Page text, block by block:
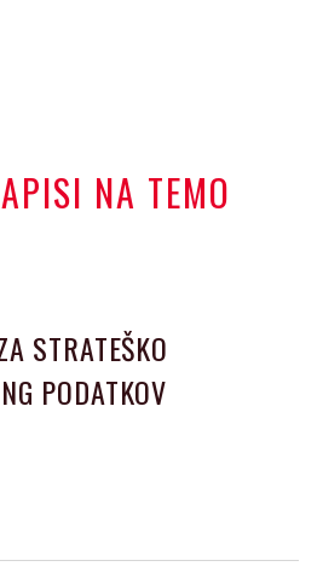
NA TEMO
STRATEŠKO
PODATKOV